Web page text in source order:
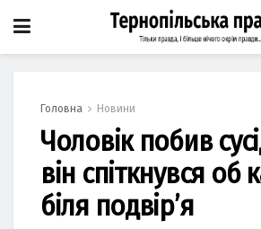
Головна Новини
Чоловік побив
він спіткнувся об
біля подвір’я